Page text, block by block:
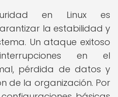
en Linux es
la estabilidad y
Un ataque exitoso
en el
pérdida de datos y
de la organización. Por